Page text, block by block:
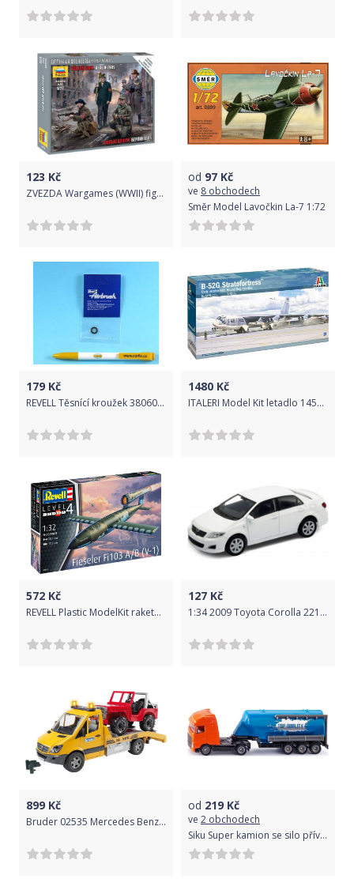
123 Kč
ZVEZDA Wargames (WWII) figurky 6272 - German Volkssturm (1:72)
od 97 Kč
ve 8 obchodech
Směr Model Lavočkin La-7 1:72
179 Kč
REVELL Těsnící kroužek 38060 - O-Ring
1480 Kč
ITALERI Model Kit letadlo 1451 - B-52G Stratofortress Early version with Hound Dog Missiles (1:72)
572 Kč
REVELL Plastic ModelKit raketa 03861 - Fieseler Fi103 A/B V-1 (1:32)
127 Kč
1:34 2009 Toyota Corolla 221217
899 Kč
Bruder 02535 Mercedes Benz Sprinter odtahovka s jeepem
od 219 Kč
ve 2 obchodech
Siku Super kamion se silo přívěsem 1:87